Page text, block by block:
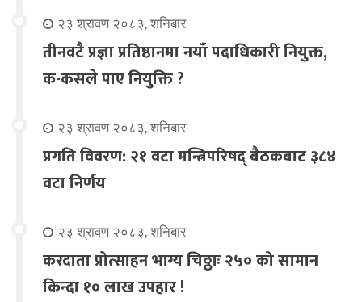
२३ श्रावण २०८३, शनिबार
तीनवटै प्रज्ञा प्रतिष्ठानमा नयाँ पदाधिकारी नियुक्त,
क-कसले पाए नियुक्ति ?
२३ श्रावण २०८३, शनिबार
प्रगति विवरण: २१ वटा मन्त्रिपरिषद् बैठकबाट ३८४
वटा निर्णय
२३ श्रावण २०८३, शनिबार
करदाता प्रोत्साहन भाग्य चिठ्ठाः २५० को सामान
किन्दा १० लाख उपहार !